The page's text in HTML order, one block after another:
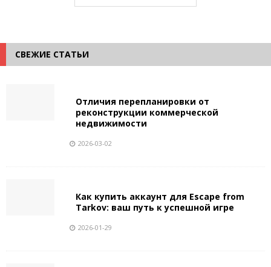
СВЕЖИЕ СТАТЬИ
Отличия перепланировки от
реконструкции коммерческой
недвижимости
2026-03-02
Как купить аккаунт для Escape from
Tarkov: ваш путь к успешной игре
2026-01-29